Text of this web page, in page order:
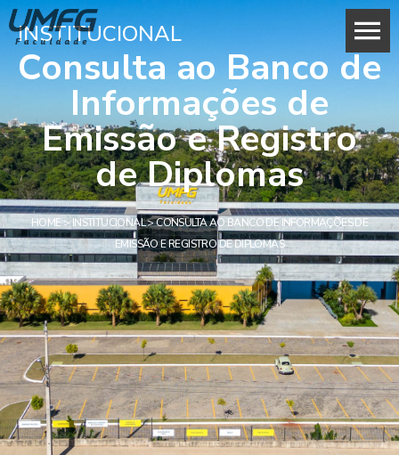
INSTITUCIONAL
Consulta ao Banco de
Informações de
Emissão e Registro
de Diplomas
HOME> INSTITUCIONAL>CONSULTA AO BANCO DE INFORMAÇÕES DE
EMISSÃO E REGISTRO DE DIPLOMAS